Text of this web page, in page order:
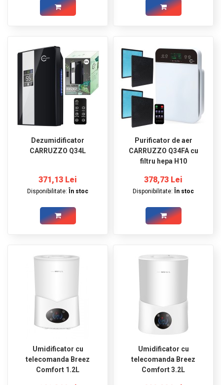
Dezumidificator
CARRUZZO Q34L
371,13 Lei
Disponibilitate: În stoc
Purificator de aer
CARRUZZO Q34FA cu
filtru hepa H10
378,73 Lei
Disponibilitate: În stoc
Umidificator cu
telecomanda Breez
Comfort 1.2L
Umidificator cu
telecomanda Breez
Comfort 3.2L